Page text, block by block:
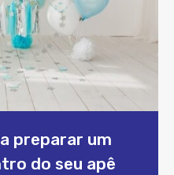
preparar um
do seu apê